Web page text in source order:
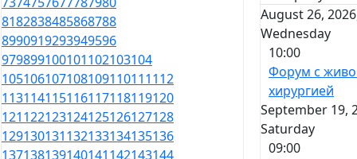
8182838485868788
8990919293949596
979899100101102103104
105106107108109110111112
113114115116117118119120
121122123124125126127128
129130131132133134135136
137138139140141142143144
August 26,
Wednesday
10:00
Форум с
хирургией
September 19,
Saturday
09:00